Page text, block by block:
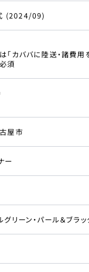
(2024/09)
カババに陸送・諸費用
須
屋市
ー
グリーン・パール＆ブラッ